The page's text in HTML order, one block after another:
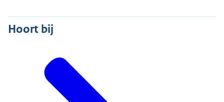
Hoort bij